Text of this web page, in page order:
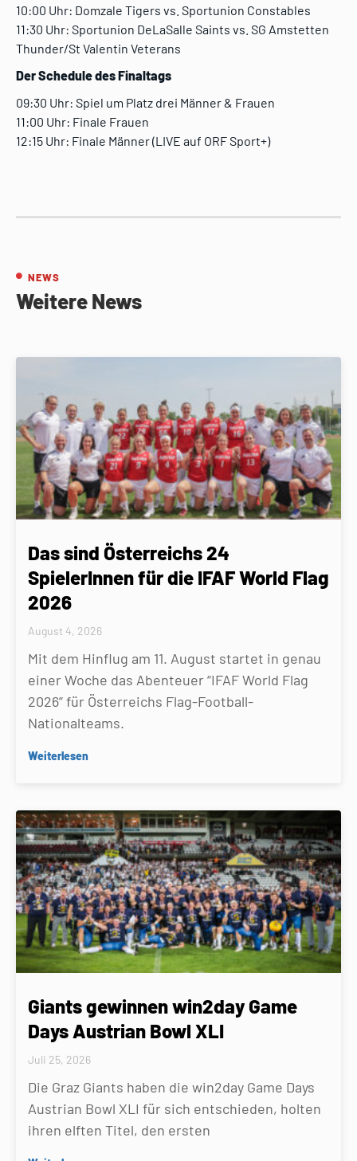
10:00 Uhr: Domzale Tigers vs. Sportunion Constables
11:30 Uhr: Sportunion DeLaSalle Saints vs. SG Amstetten
Thunder/St Valentin Veterans
Der Schedule des Finaltags
09:30 Uhr: Spiel um Platz drei Männer & Frauen
11:00 Uhr: Finale Frauen
12:15 Uhr: Finale Männer (LIVE auf ORF Sport+)
NEWS
Weitere News
Das sind Österreichs 24
SpielerInnen für die IFAF World Flag
2026
August 4, 2026
Mit dem Hinflug am 11. August startet in genau
einer Woche das Abenteuer “IFAF World Flag
2026” für Österreichs Flag-Football-
Nationalteams.
Weiterlesen
Giants gewinnen win2day Game
Days Austrian Bowl XLI
Juli 25, 2026
Die Graz Giants haben die win2day Game Days
Austrian Bowl XLI für sich entschieden, holten
ihren elften Titel, den ersten